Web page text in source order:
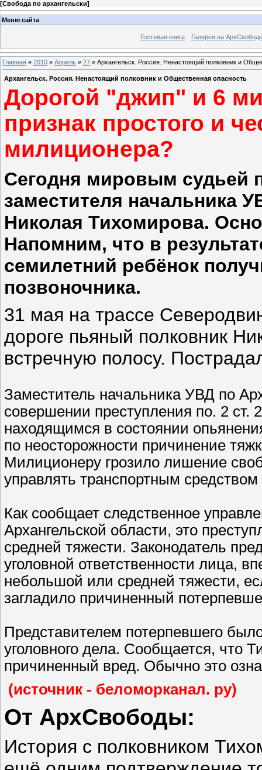
[Свобода по архангельски]
Меню сайта
Гостевая книга Галерея на АрхСвободе
Главная » 2010 » Апрель » 27 » Архангельск. Россия. Ненастоящий полковник и
Архангельск. Россия. Ненастоящий полковник и Общественная опасность
Дорогой "джип" и 6
признак простого и
милиционера?
Сегодня мировым судьей
заместителя начальника
Николая Тихомирова.
Напомним, что в
семилетний ребёнок
позвоночника.
31 мая на трассе
дороге пьяный полковник
встречную полосу.
Заместитель начальника УВД по
совершении преступления по. 2 ст.
находящимся в состоянии
по неосторожности причинение
Милиционеру грозило лишение
управлять транспортным
Как сообщает следственное
Архангельской области, это
средней тяжести. Законодатель
уголовной ответственности лица,
небольшой или средней тяжести,
загладило причиненный
Представителем потерпевшего
уголовного дела. Сообщается, что
причиненный вред. Обычно это
(источник - беломорканал. ру)
От АрхСвободы:
История с полковником